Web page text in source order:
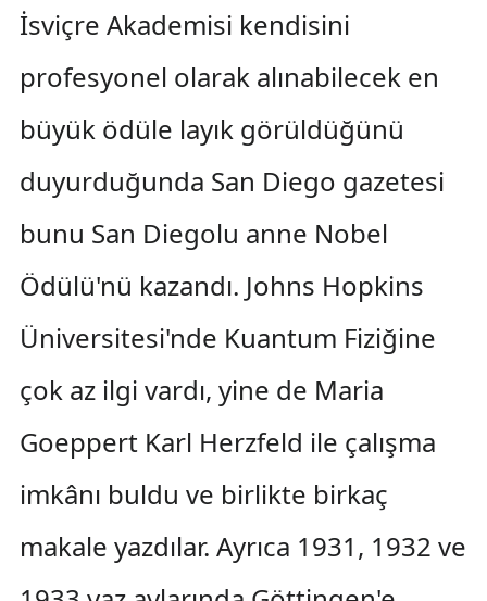
İsviçre Akademisi kendisini
profesyonel olarak alınabilecek en
büyük ödüle layık görüldüğünü
duyurduğunda San Diego gazetesi
bunu San Diegolu anne Nobel
Ödülü'nü kazandı. Johns Hopkins
Üniversitesi'nde Kuantum Fiziğine
çok az ilgi vardı, yine de Maria
Goeppert Karl Herzfeld ile çalışma
imkânı buldu ve birlikte birkaç
makale yazdılar. Ayrıca 1931, 1932 ve